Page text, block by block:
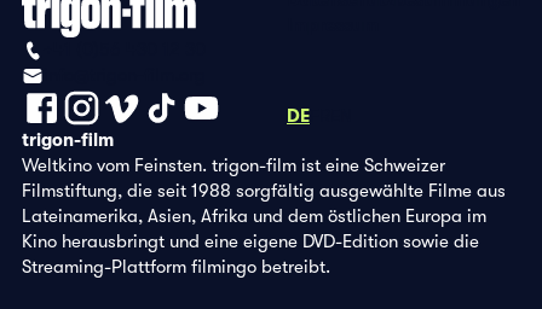
DE
trigon-film
Weltkino vom Feinsten. trigon-film ist eine Schweizer
Filmstiftung, die seit 1988 sorgfältig ausgewählte Filme aus
Lateinamerika, Asien, Afrika und dem östlichen Europa im
Kino herausbringt und eine eigene DVD-Edition sowie die
Streaming-Plattform filmingo betreibt.